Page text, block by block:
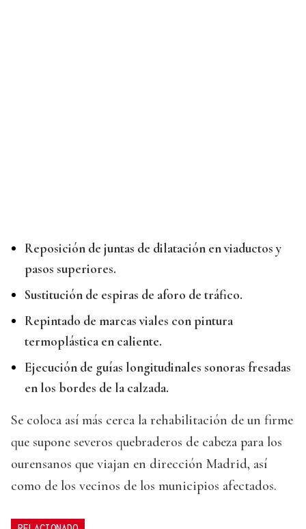
Reposición de juntas de dilatación en viaductos y
pasos superiores.
Sustitución de espiras de aforo de tráfico.
Repintado de marcas viales con pintura
termoplástica en caliente.
Ejecución de guías longitudinales sonoras fresadas
en los bordes de la calzada.
Se coloca así más cerca la rehabilitación de un firme
que supone severos quebraderos de cabeza para los
ourensanos que viajan en dirección Madrid, así
como de los vecinos de los municipios afectados.